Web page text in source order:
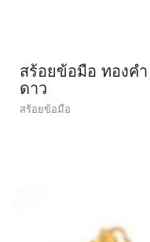
สร้อยข้อมือ ทองค
ดาว
สร้อยข้อมือ